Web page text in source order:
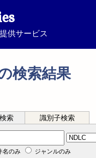
供サービス
検索結果
索 識別子検索
名のみ ジャンルのみ